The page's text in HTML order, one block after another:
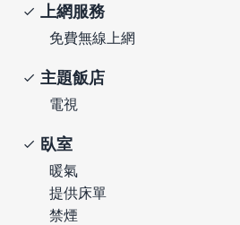
上網服務
免費無線上網
主題飯店
電視
臥室
暖氣
提供床單
禁煙